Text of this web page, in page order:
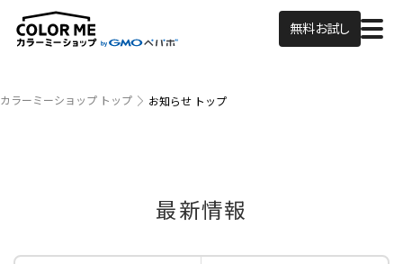
無料お試し
カラーミーショップ トップ お知らせ トップ
最新情報